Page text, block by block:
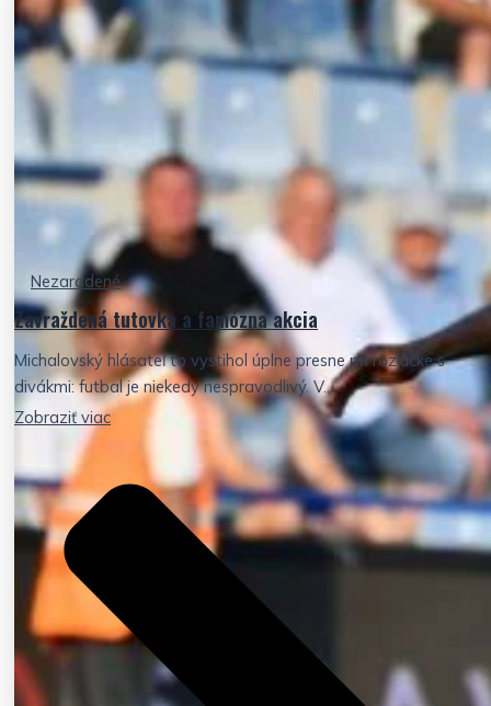
Nezaradené
Zavraždená tutovka a famózna akcia
Michalovský hlásateľ to vystihol úplne presne pri rozlúčke s
divákmi: futbal je niekedy nespravodlivý. V...
Zobraziť viac